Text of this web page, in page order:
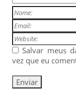
Salvar meus
vez que eu